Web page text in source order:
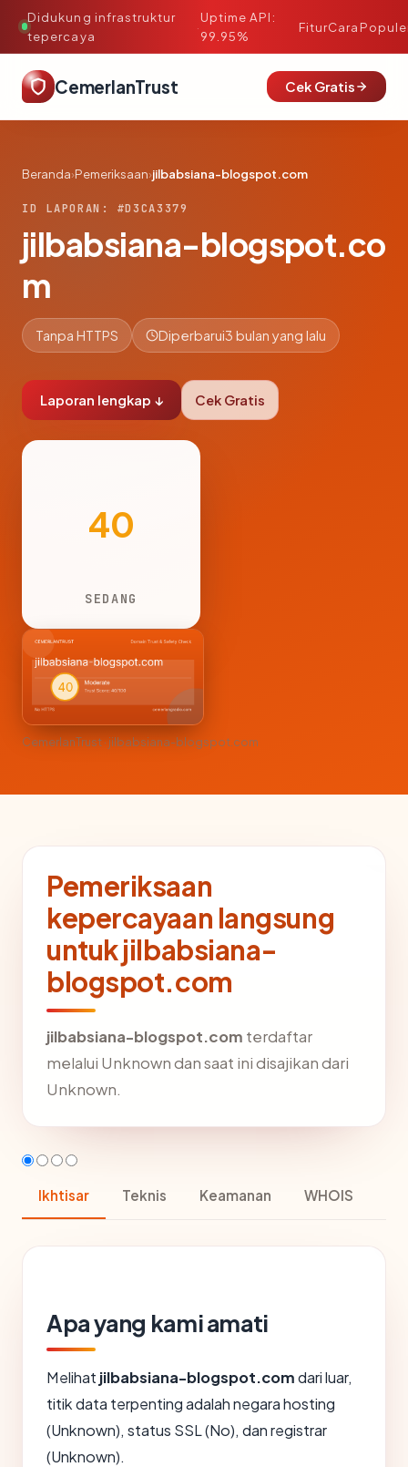
Didukung infrastruktur
tepercaya
·
Uptime API:
99.95%
FiturCara
CemerlanTrust Cek Gratis
Beranda›Pemeriksaan›jilbabsiana-blogspot.com
ID LAPORAN: #D3CA3379
jilbabsiana-blogspot.co
m
Tanpa HTTPS Diperbarui3 bulan yang lalu
Laporan lengkap ↓ Cek Gratis
40
SEDANG
CemerlanTrust · jilbabsiana-blogspot.com
Pemeriksaan
kepercayaan langsung
untuk jilbabsiana-
blogspot.com
jilbabsiana-blogspot.com terdaftar
melalui Unknown dan saat ini disajikan dari
Unknown.
Ikhtisar Teknis Keamanan WHOIS
Apa yang kami amati
Melihat jilbabsiana-blogspot.comdari luar,
titik data terpenting adalah negara hosting
(Unknown), status SSL (No), dan registrar
(Unknown).